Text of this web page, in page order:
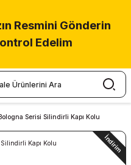
Serisi Silindirli Kapı Kolu
İndirim
Resmini Gönderin
Edelim